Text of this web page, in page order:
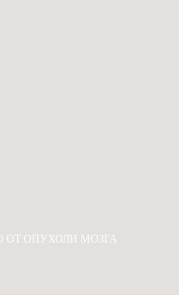
ОТ ОПУХОЛИ МОЗГА